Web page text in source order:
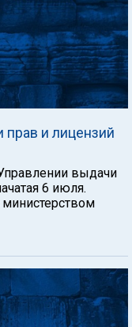
прав и лицензий
выдачи
6 июля.